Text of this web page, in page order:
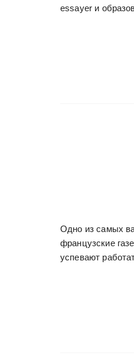
essayer и
Одно из самых
французские
успевают